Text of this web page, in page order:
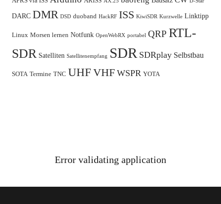
DARC DMR DSD duoband HackRF ISS KiwiSDR Kurzwelle Linktipp
Linux Morsen lernen Notfunk OpenWebRX portabel QRP RTL-
SDR Satelliten Satellitenempfang SDR SDRplay Selbstbau
SOTA Termine TNC UHF VHF WSPR YOTA
Error validating application